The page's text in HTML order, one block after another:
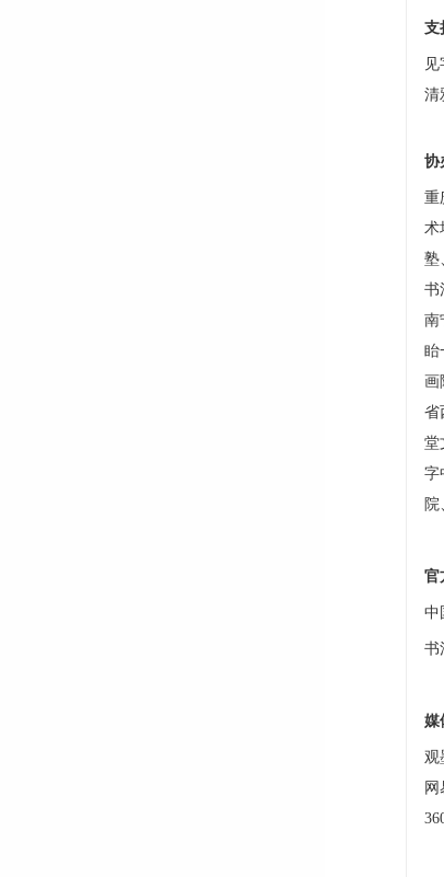
支
清
协
重
术
塾
书
南
眙
画
省
堂
字
官
中
书
媒
观